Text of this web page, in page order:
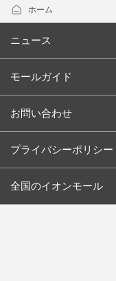
ホーム
ニュース
モールガイド
お問い合わせ
プライバシーポリシー
全国のイオンモール